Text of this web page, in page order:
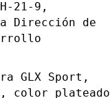
21-9,
Dirección de
GLX Sport,
color plateado